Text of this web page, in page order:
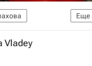
Еще
Vladey